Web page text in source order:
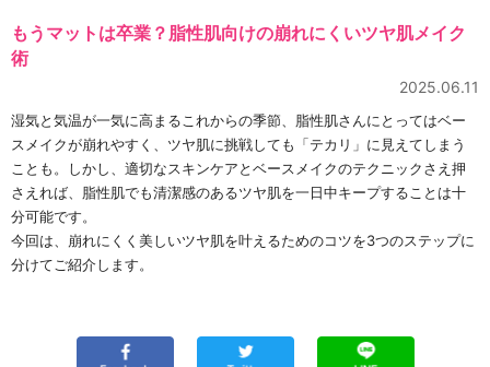
もうマットは卒業？脂性肌向けの崩れにくいツヤ肌メイク
術
2025.06.11
湿気と気温が一気に高まるこれからの季節、脂性肌さんにとってはベー
スメイクが崩れやすく、ツヤ肌に挑戦しても「テカリ」に見えてしまう
ことも。しかし、適切なスキンケアとベースメイクのテクニックさえ押
さえれば、脂性肌でも清潔感のあるツヤ肌を一日中キープすることは十
分可能です。
今回は、崩れにくく美しいツヤ肌を叶えるためのコツを3つのステップに
分けてご紹介します。